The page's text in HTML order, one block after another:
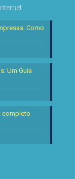
Como
Um Guia
completo